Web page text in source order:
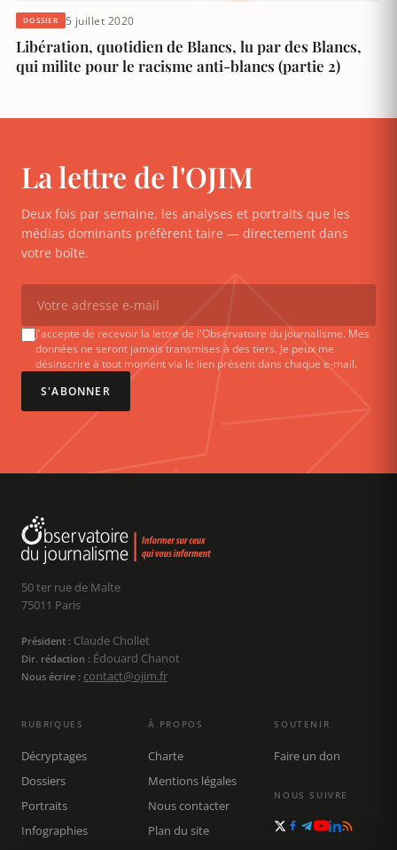
DOSSIER 5 juillet 2020
Libération, quotidien de Blancs, lu par des Blancs,
qui milite pour le racisme anti-blancs (partie 2)
La lettre de l'OJIM
Deux fois par semaine, les analyses et portraits que les
médias dominants préfèrent taire — directement dans
votre boîte.
J'accepte de recevoir la lettre de l'Observatoire du journalisme. Mes
données ne seront jamais transmises à des tiers. Je peux me
désinscrire à tout moment via le lien présent dans chaque e-mail.
S'ABONNER
50 ter rue de Malte
75011 Paris
Président : Claude Chollet
Dir. rédaction : Édouard Chanot
Nous écrire : contact@ojim.fr
RUBRIQUES
Décryptages
Dossiers
Portraits
Infographies
À PROPOS
Charte
Mentions légales
Nous contacter
Plan du site
SOUTENIR
Faire un don
NOUS SUIVRE